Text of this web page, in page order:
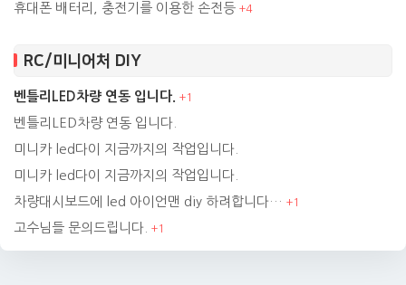
휴대폰 배터리, 충전기를 이용한 손전등 +4
RC/미니어처 DIY
벤틀리LED차량 연동 입니다. +1
벤틀리LED차량 연동 입니다.
미니카 led다이 지금까지의 작업입니다.
미니카 led다이 지금까지의 작업입니다.
차량대시보드에 led 아이언맨 diy 하려합니다… +1
고수님들 문의드립니다. +1